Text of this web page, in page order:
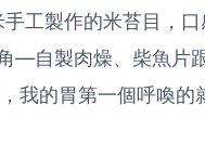
工製作的米苔目，口
—自製肉燥、柴魚片
我的胃第一個呼喚的